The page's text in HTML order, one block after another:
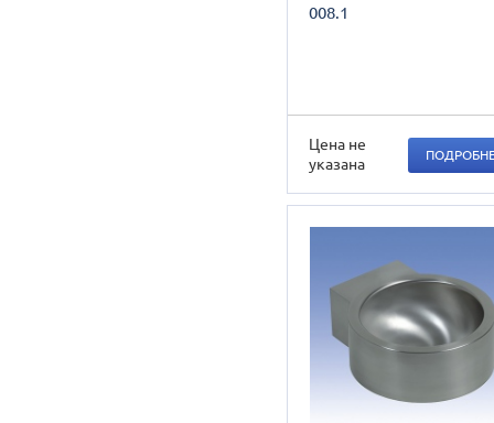
008.1
Цена не
указана